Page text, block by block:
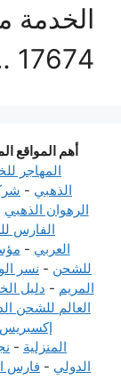
الخدمة
17674 …
أهم المواقع
المهاجر
الذهبي -
الرهوان الذهبي
الفارس
العربي -
للشحن - نسر
المريم - دليل
العالم للشحن
المنزلية -
الدولي - فارس